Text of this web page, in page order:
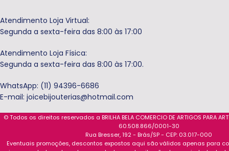
Atendimento Loja Virtual:
Segunda a sexta-feira das 8:00 às 17:00
Atendimento Loja Física:
Segunda a sexta-feira das 8:00 às 17:00.
WhatsApp: (11) 94396-6686
E-mail: joicebijouterias@hotmail.com
© Todos os direitos reservados a BRILHA BELA COMERCIO DE ARTIGOS PARA
60.508.866/0001-30
Rua Bresser, 192 - Brás/SP - CEP: 03.017-000
Eventuais promoções, descontos expostos aqui são válidos apenas para